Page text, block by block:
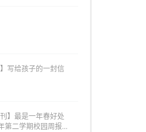
】写给孩子的一封信
刊】最是一年春好处
第二学期校园周报…